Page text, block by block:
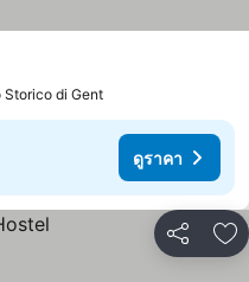
Storico di Gent
ดูราคา
แชร์ เ